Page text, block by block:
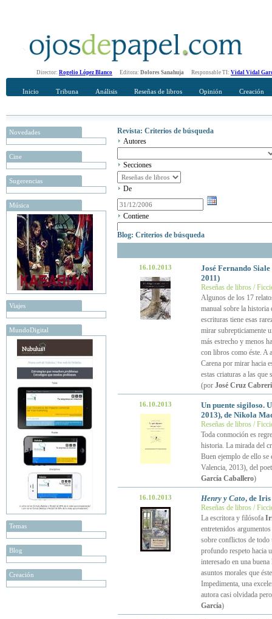
Director: Rogelio López Blanco Editora: Dolores Sanahuja Responsable TI: Vidal Vidal
Inicio Tribuna Análisis Reseñas de libros Opinión Creación
Novedades
Cine
Sugerencias
Música
Viajes
MundoDigital
Temas
Blog
Creación
Revista: Criterios de búsqueda
Autores
Secciones
De
Contiene
Blog: Criterios de búsqueda
16.10.2013
José Fernando
2011)
Reseñas de libros /
Algunos de los 17
manual sobre la historia
escrituras tiene esas
mirar subrepticiamente
más estrecho y menos
con libros como éste. A
Carena por mirar hacia
estas criaturas a las
(por José Cruz
16.10.2013
Un puente sigiloso.
2013), de Nikola
Reseñas de libros /
Toda conmoción es
historia. La mirada del
Buen ejemplo de ello
Valencia, 2013), del
García Caballero)
16.10.2013 Henry y Cato, de
Reseñas de libros /
La escritora y filósofa
entretenidos
sobre conflictos de todo
profundo respeto hacia
interesado en una
asuntos morales que
Impedimenta, una
autora casi olvidada
García)